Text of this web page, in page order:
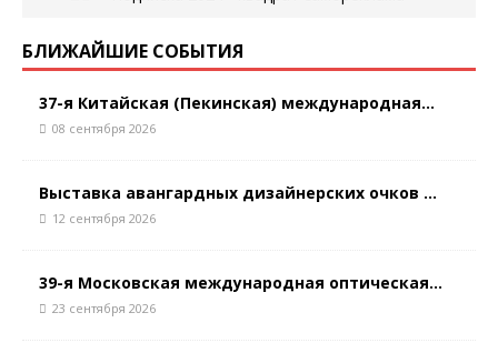
БЛИЖАЙШИЕ СОБЫТИЯ
37-я Китайская (Пекинская) международная...
08 сентября 2026
Выставка авангардных дизайнерских очков ...
12 сентября 2026
39-я Московская международная оптическая...
23 сентября 2026